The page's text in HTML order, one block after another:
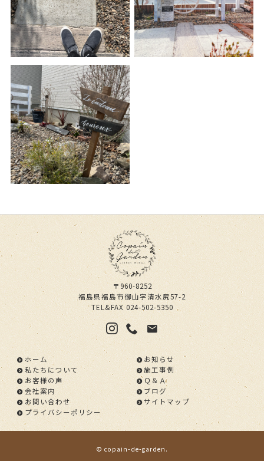
〒960-8252
福島県福島市御山字清水尻57-2
TEL&FAX024-502-5350
ホーム
お知らせ
私たちについて
施工事例
お客様の声
Ｑ＆Ａ
会社案内
ブログ
お問い合わせ
サイトマップ
プライバシーポリシー
© copain-de-garden .